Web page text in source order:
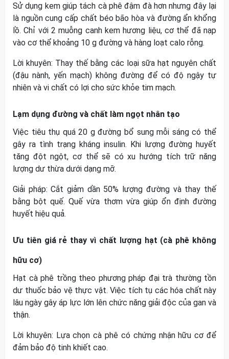
Sử dụng kem giúp tách cà phê đậm đà hơn nhưng đây lại
là nguồn cung cấp chất béo bão hòa và đường ẩn khổng
lồ. Chỉ với 2 muỗng canh kem hương liệu, cơ thể đã nạp
vào cơ thể khoảng 10 g đường và hàng loạt calo rỗng.
Lời khuyên: Thay thế bằng các loại sữa hạt nguyên chất
(đậu nành, yến mạch) không đường để có độ ngậy tự
nhiên và vi chất có lợi cho sức khỏe tim mạch.
Lạm dụng đường và chất làm ngọt nhân tạo
Việc tiêu thụ quá 20 g đường bổ sung mỗi sáng có thể
gây ra tình trạng kháng insulin. Khi lượng đường huyết
tăng đột ngột, cơ thể sẽ có xu hướng tích trữ năng
lượng dư thừa dưới dạng mỡ.
Giải pháp: Cắt giảm dần 50% lượng đường và thay thế
bằng bột quế. Quế vừa thơm vừa giúp ổn định đường
huyết hiệu quả.
Ưu tiên giá rẻ thay vì chất lượng hạt (cà phê không
hữu cơ)
Hạt cà phê trồng theo phương pháp đại trà thường tồn
dư thuốc bảo vệ thực vật. Việc tích tụ các hóa chất này
lâu ngày gây áp lực lớn lên chức năng giải độc của gan và
thận.
Lời khuyên: Lựa chọn cà phê có chứng nhận hữu cơ để
đảm bảo độ tinh khiết cao.